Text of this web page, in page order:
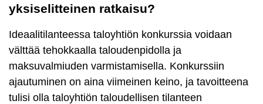
yksiselitteinen ratkaisu?
Ideaalitilanteessa taloyhtiön konkurssia voidaan
välttää tehokkaalla taloudenpidolla ja
maksuvalmiuden varmistamisella. Konkurssiin
ajautuminen on aina viimeinen keino, ja tavoitteena
tulisi olla taloyhtiön taloudellisen tilanteen